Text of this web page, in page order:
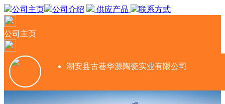
公司主页 公司介绍 供应产品 联系方式
公司主页
潮安县古巷华源陶瓷实业有限公司